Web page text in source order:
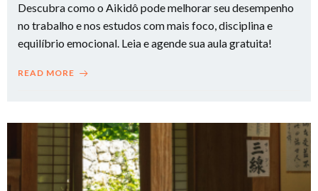
Descubra como o Aikidô pode melhorar seu desempenho
no trabalho e nos estudos com mais foco, disciplina e
equilíbrio emocional. Leia e agende sua aula gratuita!
READ MORE